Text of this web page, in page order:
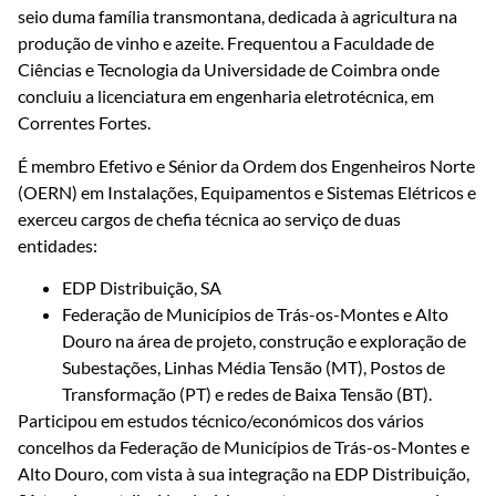
seio duma família transmontana, dedicada à agricultura na
produção de vinho e azeite. Frequentou a Faculdade de
Ciências e Tecnologia da Universidade de Coimbra onde
concluiu a licenciatura em engenharia eletrotécnica, em
Correntes Fortes.
É membro Efetivo e Sénior da Ordem dos Engenheiros Norte
(OERN) em Instalações, Equipamentos e Sistemas Elétricos e
exerceu cargos de chefia técnica ao serviço de duas
entidades:
EDP Distribuição, SA
Federação de Municípios de Trás-os-Montes e Alto
Douro na área de projeto, construção e exploração de
Subestações, Linhas Média Tensão (MT), Postos de
Transformação (PT) e redes de Baixa Tensão (BT).
Participou em estudos técnico/económicos dos vários
concelhos da Federação de Municípios de Trás-os-Montes e
Alto Douro, com vista à sua integração na EDP Distribuição,